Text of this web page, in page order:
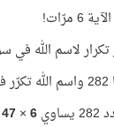
مرّات!
لاسم الله في
6
×
47